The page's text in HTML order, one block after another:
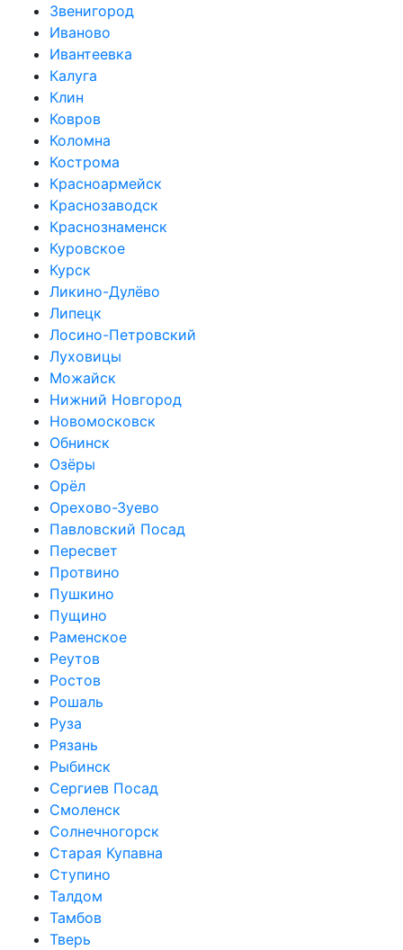
Звенигород
Иваново
Ивантеевка
Калуга
Клин
Ковров
Коломна
Кострома
Красноармейск
Краснозаводск
Краснознаменск
Куровское
Курск
Ликино-Дулёво
Липецк
Лосино-Петровский
Луховицы
Можайск
Нижний Новгород
Новомосковск
Обнинск
Озёры
Орёл
Орехово-Зуево
Павловский Посад
Пересвет
Протвино
Пушкино
Пущино
Раменское
Реутов
Ростов
Рошаль
Руза
Рязань
Рыбинск
Сергиев Посад
Смоленск
Солнечногорск
Старая Купавна
Ступино
Талдом
Тамбов
Тверь